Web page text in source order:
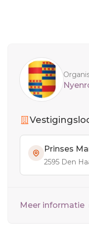
Prinses
2595 Den
Meer informatie